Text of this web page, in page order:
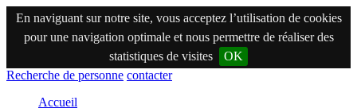
En naviguant sur notre site, vous acceptez l’utilisation de cookies
pour une navigation optimale et nous permettre de réaliser des
statistiques de visites
OK
Recherche de personne contacter
Accueil